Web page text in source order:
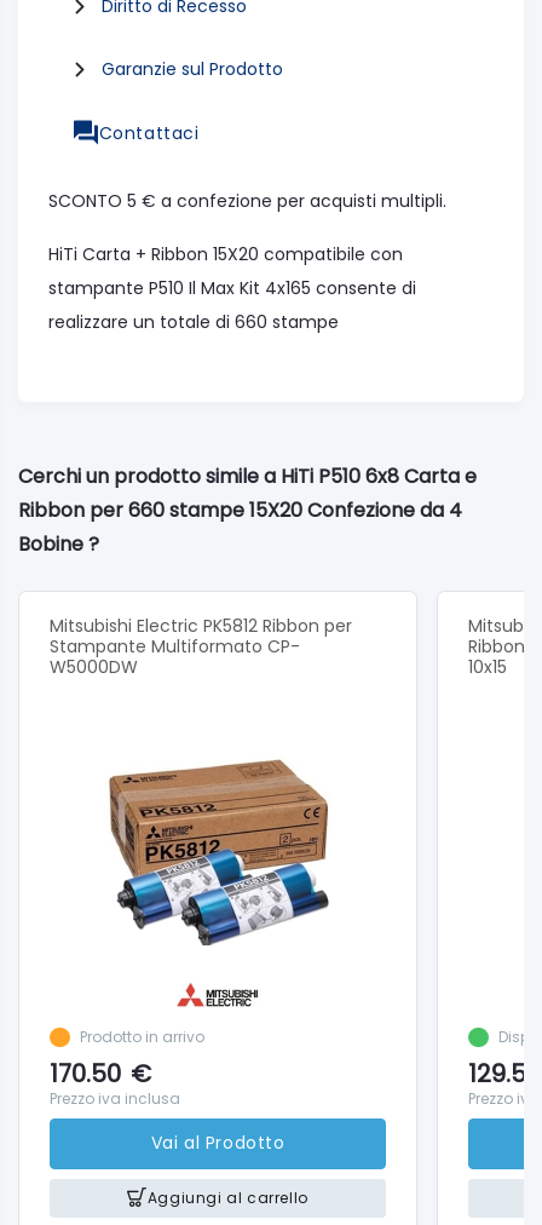
Diritto di Recesso
Garanzie sul Prodotto
Contattaci
SCONTO 5 € a confezione per acquisti multipli.
HiTi Carta + Ribbon 15X20 compatibile con
stampante P510 Il Max Kit 4x165 consente di
realizzare un totale di 660 stampe
Cerchi un prodotto simile a HiTi P510 6x8 Carta e
Ribbon per 660 stampe 15X20 Confezione da 4
Bobine ?
Mitsubishi Electric PK5812 Ribbon per
Stampante Multiformato CP-
W5000DW
Prodotto in arrivo
170.50 €
Prezzo iva inclusa
Vai al Prodotto
Aggiungi al carrello
Ribbon
10x15
129.50
Prezzo